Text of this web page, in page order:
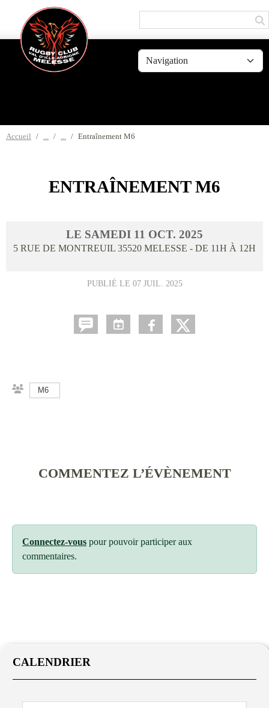
Accueil Entraînement M6
ENTRAÎNEMENT M6
LE SAMEDI 11 OCT. 2025
5 RUE DE MONTREUIL 35520 MELESSE - DE 11H À 12H
PUBLIÉ LE 07 JUIL. 2025
M6
COMMENTEZ L’ÉVÈNEMENT
Connectez-vous pour pouvoir participer aux
commentaires.
CALENDRIER
Panneau de gestion des cookies